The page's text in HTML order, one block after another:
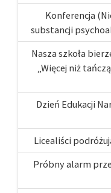
Konferencja
substancji
Nasza szkoła
„Więcej niż
Dzień Edukacji
Licealiści
Próbny alarm